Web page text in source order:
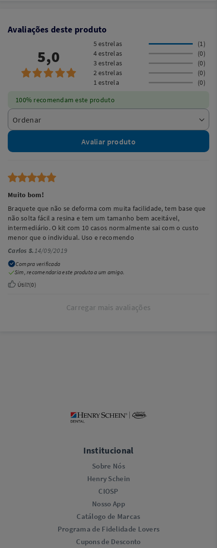
Avaliações deste produto
5,0
5 estrelas
(1)
4 estrelas
(0)
3 estrelas
(0)
2 estrelas
(0)
1 estrela
(0)
100% recomendam este produto
Avaliar produto
Muito bom!
Braquete que não se deforma com muita facilidade, tem base que
não solta fácil a resina e tem um tamanho bem aceitável,
intermediário. O kit com 10 casos normalmente sai com o custo
menor que o individual. Uso e recomendo
Carlos S.14/09/2019
Compra verificada
Sim, recomendaria este produto a um amigo.
Útil?(0)
Carregar mais avaliações
Institucional
Sobre Nós
Henry Schein
CIOSP
Nosso App
Catálogo de Marcas
Programa de Fidelidade Lovers​
Cupons de Desconto